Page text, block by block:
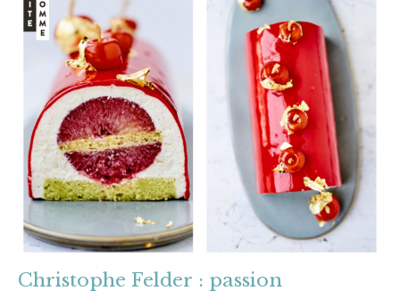
Christophe Felder : passion